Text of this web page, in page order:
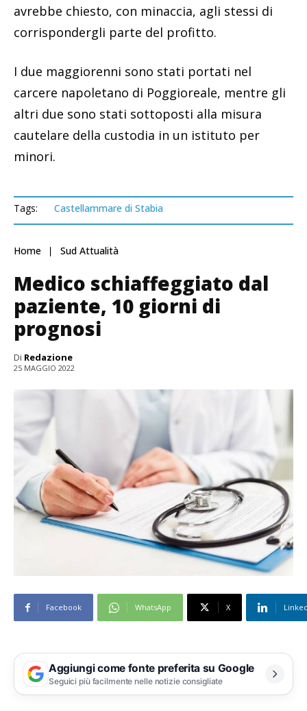
avrebbe chiesto, con minaccia, agli stessi di
corrispondergli parte del profitto.
I due maggiorenni sono stati portati nel
carcere napoletano di Poggioreale, mentre gli
altri due sono stati sottoposti alla misura
cautelare della custodia in un istituto per
minori.
Tags: Castellammare di Stabia
Home Sud Attualità
Medico schiaffeggiato dal
paziente, 10 giorni di
prognosi
Di Redazione
25 MAGGIO 2022
Facebook WhatsApp X
Aggiungi come fonte preferita su Google
Seguici più facilmente nelle notizie consigliate